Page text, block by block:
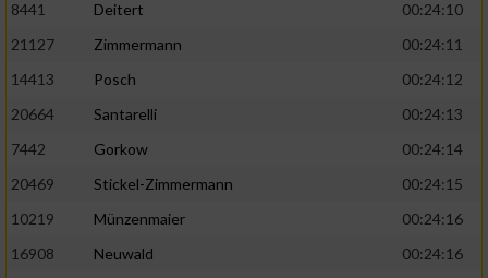
8441 Deitert
00:24:10
21127
Zimmermann
00:24:11
14413
Posch
00:24:12
20664
Santarelli
00:24:13
7442
Gorkow
00:24:14
20469
Stickel-Zimmermann
00:24:15
10219
Münzenmaier
00:24:16
16908
Neuwald
00:24:16